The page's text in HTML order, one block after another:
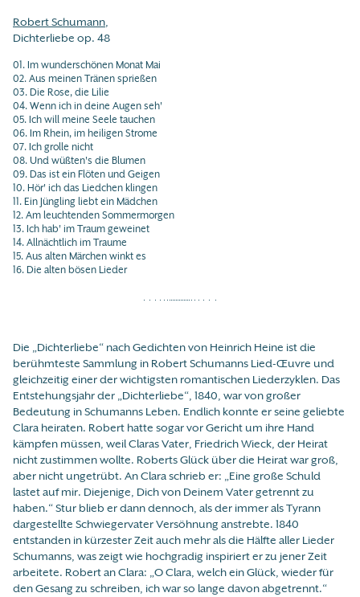
Robert Schumann,
Dichterliebe op. 48
01. Im wunderschönen Monat Mai
02. Aus meinen Tränen sprießen
03. Die Rose, die Lilie
04. Wenn ich in deine Augen seh'
05. Ich will meine Seele tauchen
06. Im Rhein, im heiligen Strome
07. Ich grolle nicht
08. Und wüßten's die Blumen
09. Das ist ein Flöten und Geigen
10. Hör' ich das Liedchen klingen
11. Ein Jüngling liebt ein Mädchen
12. Am leuchtenden Sommermorgen
13. Ich hab' im Traum geweinet
14. Allnächtlich im Traume
15. Aus alten Märchen winkt es
16. Die alten bösen Lieder
Die „Dichterliebe“ nach Gedichten von Heinrich Heine ist die
berühmteste Sammlung in Robert Schumanns Lied-Œuvre und
gleichzeitig einer der wichtigsten romantischen Liederzyklen. Das
Entstehungsjahr der „Dichterliebe“, 1840, war von großer
Bedeutung in Schumanns Leben. Endlich konnte er seine geliebte
Clara heiraten. Robert hatte sogar vor Gericht um ihre Hand
kämpfen müssen, weil Claras Vater, Friedrich Wieck, der Heirat
nicht zustimmen wollte. Roberts Glück über die Heirat war groß,
aber nicht ungetrübt. An Clara schrieb er: „Eine große Schuld
lastet auf mir. Diejenige, Dich von Deinem Vater getrennt zu
haben.“ Stur blieb er dann dennoch, als der immer als Tyrann
dargestellte Schwiegervater Versöhnung anstrebte. 1840
entstanden in kürzester Zeit auch mehr als die Hälfte aller Lieder
Schumanns, was zeigt wie hochgradig inspiriert er zu jener Zeit
arbeitete. Robert an Clara: „O Clara, welch ein Glück, wieder für
den Gesang zu schreiben, ich war so lange davon abgetrennt.“